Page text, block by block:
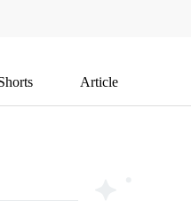
Article